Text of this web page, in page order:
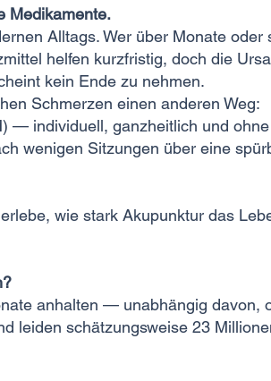
Medikamente.
Alltags. Wer über Monate oder
helfen kurzfristig, doch die
kein Ende zu nehmen.
Schmerzen einen anderen Weg:
— individuell, ganzheitlich und ohne
wenigen Sitzungen über eine
wie stark Akupunktur das
anhalten — unabhängig davon,
leiden schätzungsweise 23